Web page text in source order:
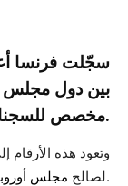
سجّلت فرنسا
مخصص للسجناء، بحسب تقرير نشر اليوم الثلاثاء.
لصالح مجلس الذي يتخذ من ستراسبورغ مقرا.